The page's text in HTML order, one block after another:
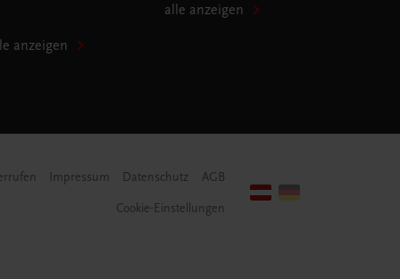
anzeigen
alle anzeigen
Impressum Datenschutz AGB
Cookie-Einstellungen